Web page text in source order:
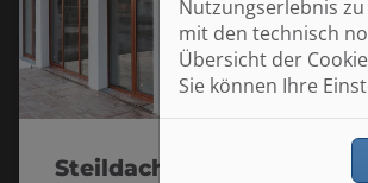
Steildach
Nutzungserlebnis
mit den technisch
Übersicht der
Sie können Ihre